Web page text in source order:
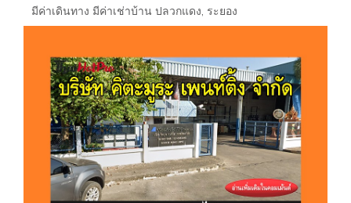
มีค่าเดินทาง มีค่าเช่าบ้าน ปลวกแดง, ระยอง